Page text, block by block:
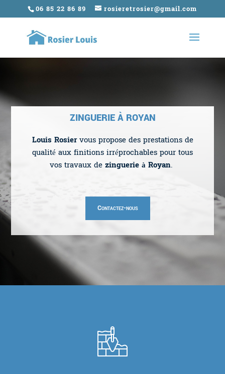
06 85 22 86 89 rosieretrosier@gmail.com
ZINGUERIE À ROYAN
Louis Rosiervous propose des prestations de
qualité aux finitions irréprochables pour tous
vos travaux dezinguerie à Royan.
Contactez-nous